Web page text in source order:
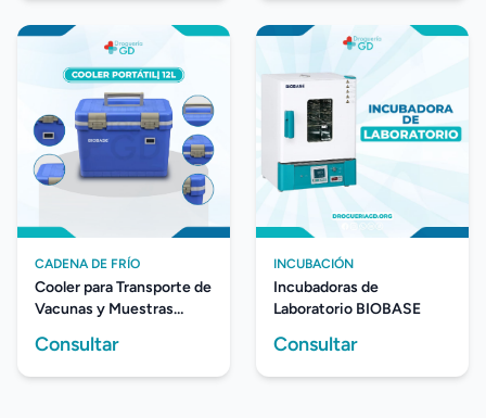
CADENA DE FRÍO
Cooler para Transporte de
Vacunas y Muestras
BIOBASE
Consultar
INCUBACIÓN
Incubadoras de
Laboratorio BIOBASE
Consultar